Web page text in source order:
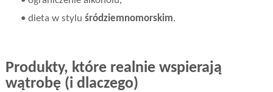
• dieta w styluśródziemnomorskim.
Produkty, które realnie wspierają
wątrobę (i dlaczego)